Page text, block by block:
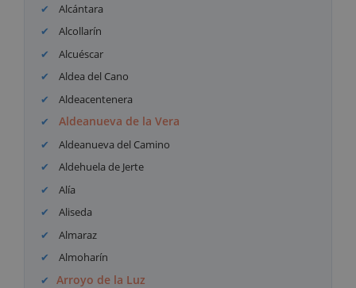
Alcántara
Alcollarín
Alcuéscar
Aldea del Cano
Aldeacentenera
Aldeanueva de la Vera
Aldeanueva del Camino
Aldehuela de Jerte
Alía
Aliseda
Almaraz
Almoharín
Arroyo de la Luz